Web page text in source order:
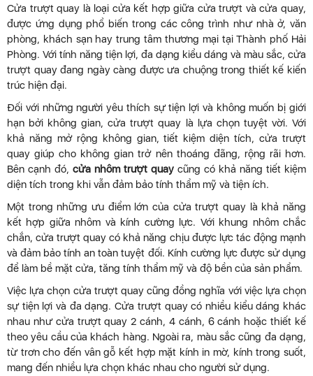
Cửa trượt quay là loại cửa kết hợp giữa cửa trượt và cửa quay,
được ứng dụng phổ biến trong các công trình như nhà ở, văn
phòng, khách sạn hay trung tâm thương mại tại Thành phố Hải
Phòng. Với tính năng tiện lợi, đa dạng kiểu dáng và màu sắc, cửa
trượt quay đang ngày càng được ưa chuộng trong thiết kế kiến
trúc hiện đại.
Đối với những người yêu thích sự tiện lợi và không muốn bị giới
hạn bởi không gian, cửa trượt quay là lựa chọn tuyệt vời. Với
khả năng mở rộng không gian, tiết kiệm diện tích, cửa trượt
quay giúp cho không gian trở nên thoáng đãng, rộng rãi hơn.
Bên cạnh đó, cửa nhôm trượt quay cũng có khả năng tiết kiệm
diện tích trong khi vẫn đảm bảo tính thẩm mỹ và tiện ích.
Một trong những ưu điểm lớn của cửa trượt quay là khả năng
kết hợp giữa nhôm và kính cường lực. Với khung nhôm chắc
chắn, cửa trượt quay có khả năng chịu được lực tác động mạnh
và đảm bảo tính an toàn tuyệt đối. Kính cường lực được sử dụng
để làm bề mặt cửa, tăng tính thẩm mỹ và độ bền của sản phẩm.
Việc lựa chọn cửa trượt quay cũng đồng nghĩa với việc lựa chọn
sự tiện lợi và đa dạng. Cửa trượt quay có nhiều kiểu dáng khác
nhau như cửa trượt quay 2 cánh, 4 cánh, 6 cánh hoặc thiết kế
theo yêu cầu của khách hàng. Ngoài ra, màu sắc cũng đa dạng,
từ trơn cho đến vân gỗ kết hợp mặt kính in mờ, kính trong suốt,
mang đến nhiều lựa chọn khác nhau cho người sử dụng.